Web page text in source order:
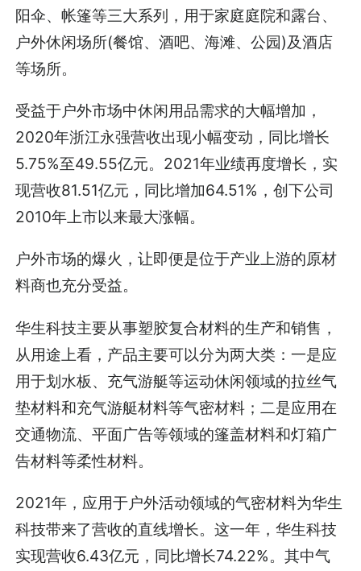
阳伞、帐篷等三大系列，用于家庭庭院和露台、
户外休闲场所(餐馆、酒吧、海滩、公园)及酒店
等场所。
受益于户外市场中休闲用品需求的大幅增加，
2020年浙江永强营收出现小幅变动，同比增长
5.75%至49.55亿元。2021年业绩再度增长，实
现营收81.51亿元，同比增加64.51%，创下公司
2010年上市以来最大涨幅。
户外市场的爆火，让即便是位于产业上游的原材
料商也充分受益。
华生科技主要从事塑胶复合材料的生产和销售，
从用途上看，产品主要可以分为两大类：一是应
用于划水板、充气游艇等运动休闲领域的拉丝气
垫材料和充气游艇材料等气密材料；二是应用在
交通物流、平面广告等领域的篷盖材料和灯箱广
告材料等柔性材料。
2021年，应用于户外活动领域的气密材料为华生
科技带来了营收的直线增长。这一年，华生科技
实现营收6.43亿元，同比增长74.22%。其中气